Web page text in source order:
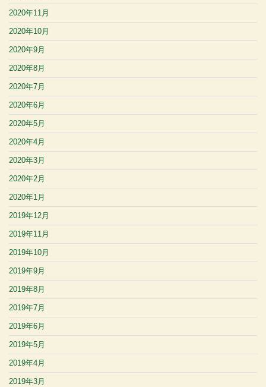
2020年11月
2020年10月
2020年9月
2020年8月
2020年7月
2020年6月
2020年5月
2020年4月
2020年3月
2020年2月
2020年1月
2019年12月
2019年11月
2019年10月
2019年9月
2019年8月
2019年7月
2019年6月
2019年5月
2019年4月
2019年3月